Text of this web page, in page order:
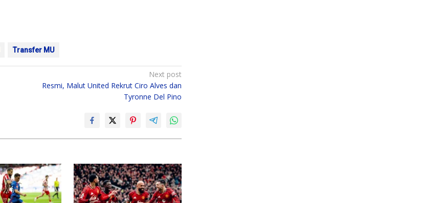
Transfer MU
Next post
Resmi, Malut United Rekrut Ciro Alves dan
Tyronne Del Pino